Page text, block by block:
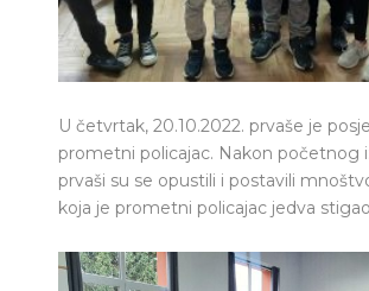
U četvrtak, 20.10.2022. prvaše je
prometni policajac. Nakon početnog
prvaši su se opustili i postavili
koja je prometni policajac jedva